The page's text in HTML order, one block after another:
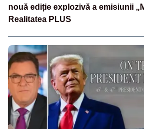
nouă ediție explozivă a emisiunii
Realitatea PLUS